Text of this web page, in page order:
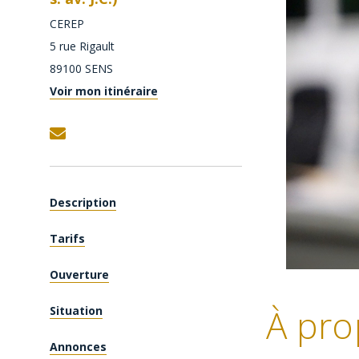
CEREP
5 rue Rigault
89100 SENS
Voir mon itinéraire
Description
Tarifs
Ouverture
Situation
Annonces À